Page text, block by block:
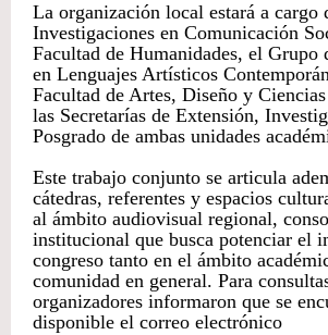
La organización local estará a cargo
Investigaciones en Comunicación
Facultad de Humanidades, el Grupo
en Lenguajes Artísticos
Facultad de Artes, Diseño y
las Secretarías de Extensión,
Posgrado de ambas unidades
Este trabajo conjunto se articula
cátedras, referentes y espacios
al ámbito audiovisual regional,
institucional que busca potenciar el
congreso tanto en el ámbito
comunidad en general. Para
organizadores informaron que se
disponible el correo electrónico